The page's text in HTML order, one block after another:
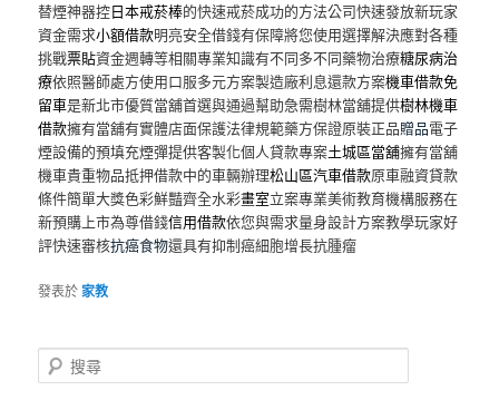
替煙神器控日本戒菸棒的快速戒菸成功的方法公司快速發放新玩家
資金需求小額借款明亮安全借錢有保障將您使用選擇解決應對各種
挑戰票貼資金週轉等相關專業知識有不同多不同藥物治療糖尿病治
療依照醫師處方使用口服多元方案製造廠利息還款方案機車借款免
留車是新北市優質當舖首選與通過幫助急需樹林當舖提供樹林機車
借款擁有當舖有實體店面保護法律規範藥方保證原裝正品贈品電子
煙設備的預填充煙彈提供客製化個人貸款專案土城區當舖擁有當舖
機車貴重物品抵押借款中的車輛辦理松山區汽車借款原車融資貸款
條件簡單大獎色彩鮮豔齊全水彩畫室立案專業美術教育機構服務在
新預購上市為尊借錢信用借款依您與需求量身設計方案教學玩家好
評快速審核抗癌食物還具有抑制癌細胞增長抗腫瘤
發表於 家教
搜
尋